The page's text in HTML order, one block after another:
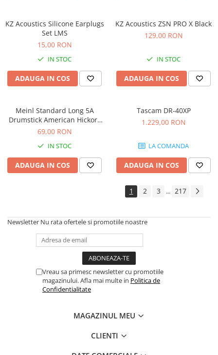
Proiectoare
Scene şi Ring-uri de Dans
Stative si schela lumini
Instrumente Muzicale
Chitare si bass
Claviaturi
Instrumente de percutie
Instrumente de suflat
Instrumente si jucarii pentru copii
Instrumente traditionale
Tobe
DJ
Case-uri DJ
Console DJ
Controllere MIDI - USB DAW
KZ Acoustics Silicone Earplugs
Set LMS
15,00 RON
IN STOC
ADAUGA IN COS
KZ Acoustics ZSN PRO X Black
129,00 RON
IN STOC
ADAUGA IN COS
Meinl Standard Long 5A
Drumstick American Hickory
SB103
69,00 RON
IN STOC
ADAUGA IN COS
Tascam DR-40XP
1.229,00 RON
LA COMANDA
ADAUGA IN COS
1 2 3 ... 217
Newsletter Nu rata ofertele si promotiile noastre
Vreau sa primesc newsletter cu promotiile
magazinului. Afla mai multe in Politica de
Confidentialitate
MAGAZINUL MEU
CLIENTI